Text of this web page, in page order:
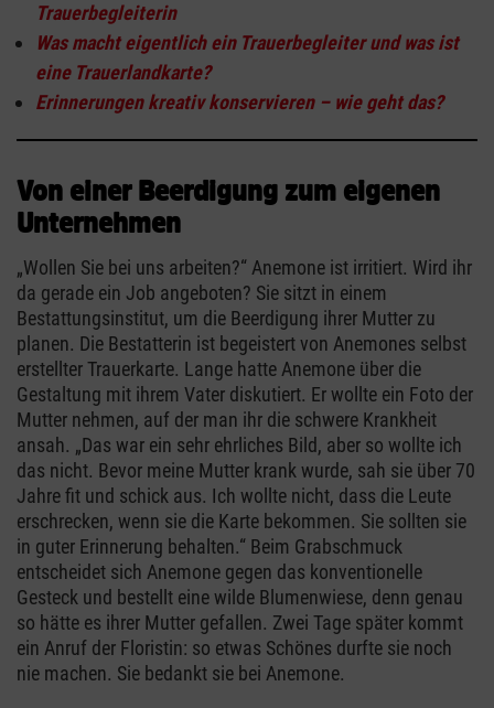
Trauerbegleiterin
Was macht eigentlich ein Trauerbegleiter und was ist
eine Trauerlandkarte?
Erinnerungen kreativ konservieren – wie geht das?
Von einer Beerdigung zum eigenen
Unternehmen
„Wollen Sie bei uns arbeiten?“ Anemone ist irritiert. Wird ihr
da gerade ein Job angeboten? Sie sitzt in einem
Bestattungsinstitut, um die Beerdigung ihrer Mutter zu
planen. Die Bestatterin ist begeistert von Anemones selbst
erstellter Trauerkarte. Lange hatte Anemone über die
Gestaltung mit ihrem Vater diskutiert. Er wollte ein Foto der
Mutter nehmen, auf der man ihr die schwere Krankheit
ansah. „Das war ein sehr ehrliches Bild, aber so wollte ich
das nicht. Bevor meine Mutter krank wurde, sah sie über 70
Jahre fit und schick aus. Ich wollte nicht, dass die Leute
erschrecken, wenn sie die Karte bekommen. Sie sollten sie
in guter Erinnerung behalten.“ Beim Grabschmuck
entscheidet sich Anemone gegen das konventionelle
Gesteck und bestellt eine wilde Blumenwiese, denn genau
so hätte es ihrer Mutter gefallen. Zwei Tage später kommt
ein Anruf der Floristin: so etwas Schönes durfte sie noch
nie machen. Sie bedankt sie bei Anemone.